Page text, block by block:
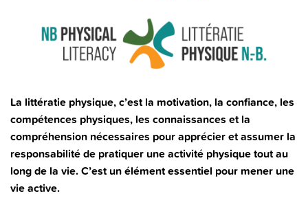
La littératie physique, c’est la motivation, la confiance, les
compétences physiques, les connaissances et la
compréhension nécessaires pour apprécier et assumer la
responsabilité de pratiquer une activité physique tout au
long de la vie. C’est un élément essentiel pour mener une
vie active.